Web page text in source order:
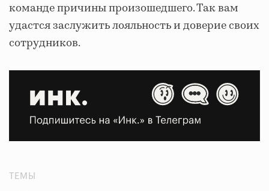
команде причины произошедшего. Так вам
удастся заслужить лояльность и доверие своих
сотрудников.
ТЕМЫ